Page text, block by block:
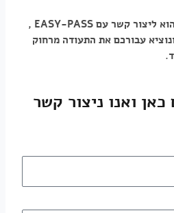
ליצור קשר עם EASY-PASS ,
עבורכם את התעודה מרחוק
ואנו ניצור קשר